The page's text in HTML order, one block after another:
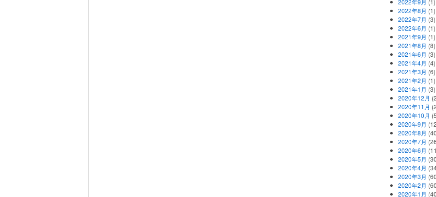
2022年9月 (1)
2022年8月 (1)
2022年7月 (3)
2022年6月 (1)
2021年9月 (1)
2021年8月 (8)
2021年6月 (3)
2021年4月 (4)
2021年3月 (6)
2021年2月 (1)
2021年1月 (3)
2020年12月
2020年11月
2020年10月
2020年9月
2020年8月
2020年7月
2020年6月
2020年5月
2020年4月
2020年3月
2020年2月
2020年1月